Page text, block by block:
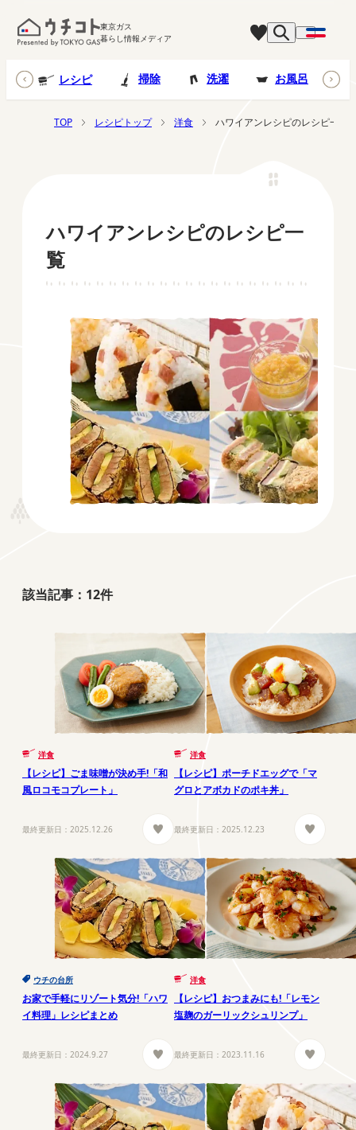
東京ガス
暮らし情報メディア
レシピ 掃除 洗濯 お風呂
TOP レシピトップ 洋食 ハワイアンレシピのレシピ一覧
ハワイアンレシピのレシピ一
覧
該当記事： 12件
洋食
【レシピ】ごま味噌が決め手!「和
風ロコモコプレート」
最終更新日： 2025.12.26
洋食
【レシピ】ポーチドエッグで「マ
グロとアボカドのポキ丼」
最終更新日： 2025.12.23
ウチの台所
お家で手軽にリゾート気分!「ハワ
イ料理」レシピまとめ
最終更新日： 2024.9.27
洋食
【レシピ】おつまみにも!「レモン
塩麹のガーリックシュリンプ」
最終更新日： 2023.11.16